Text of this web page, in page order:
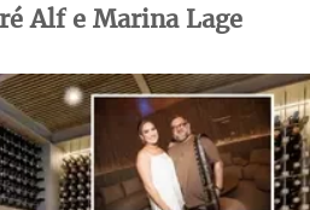
Alf e Marina Lage